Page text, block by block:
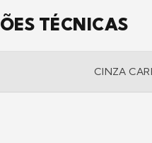
TÉCNICAS
CINZA